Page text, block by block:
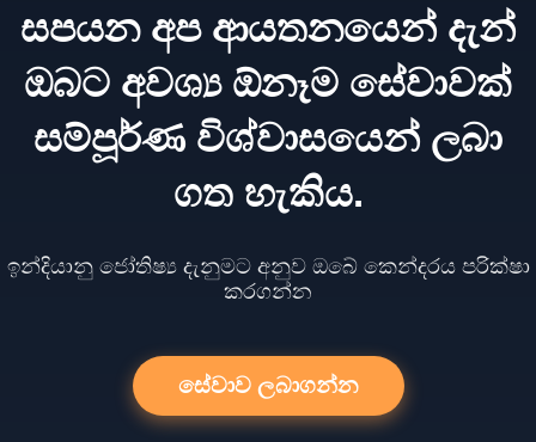
සපයන අප ආයතනයෙන් දැන්
ඔබට අවශ්‍ය ඕනෑම සේවාවක්
සම්පූර්ණ විශ්වාසයෙන් ලබා
ගත හැකිය.
ඉන්දියානු ජෝතිෂ්‍ය දැනුමට අනුව ඔබේ කෙන්දරය පරික්ෂා
කරගන්න
සේවාව ලබාගන්න